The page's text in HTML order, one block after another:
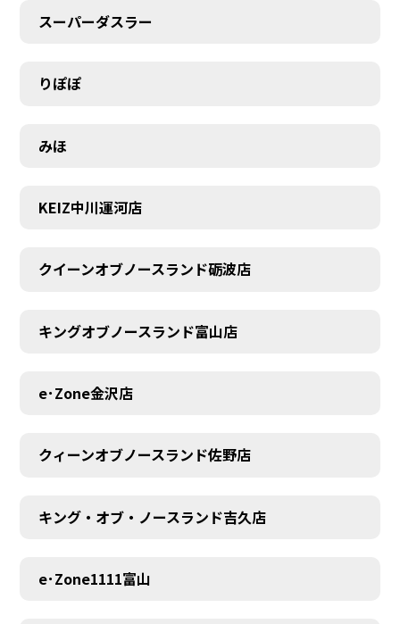
スーパーダスラー
りぽぽ
みほ
KEIZ中川運河店
クイーンオブノースランド砺波店
キングオブノースランド富山店
e･Zone金沢店
クィーンオブノースランド佐野店
キング・オブ・ノースランド吉久店
e･Zone1111富山